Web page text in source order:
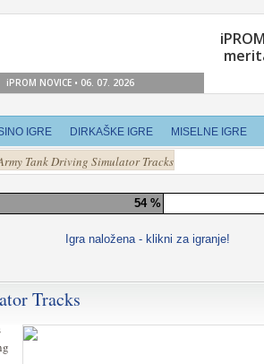
IGRE DIRKAŠKE IGRE MISELNE IGRE
Tank Driving Simulator Tracks
59 %
Igra naložena - klikni za igranje!
Tracks